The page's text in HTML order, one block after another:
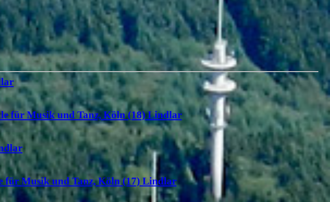
für Musik und Tanz, Köln (18) Lindlar
für Musik und Tanz, Köln (17) Lindlar